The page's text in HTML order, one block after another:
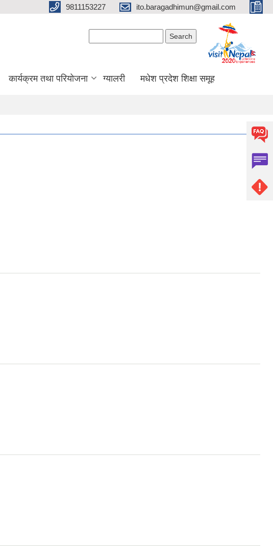
9811153227 ito.baragadhimun@gmail.com
कार्यक्रम तथा परियोजना ग्यालरी मधेश प्रदेश शिक्षा समूह